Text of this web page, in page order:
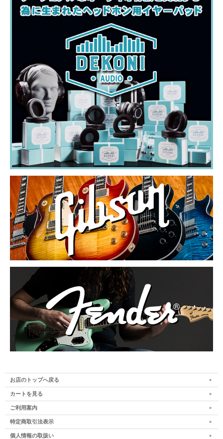
お店のトップへ戻る
カートを見る
ご利用案内
特定商取引法表示
個人情報の取扱い